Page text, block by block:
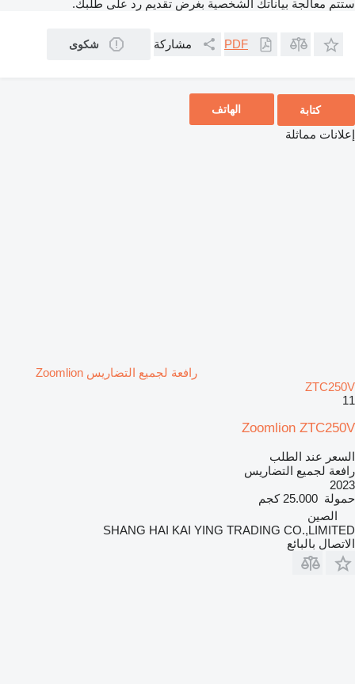
ستتم معالجة بياناتك الشخصية بغرض تقديم رد على طلبك.
PDF مشاركة شكوى
كتابة الهاتف
إعلانات مماثلة
رافعة لجميع التضاريس Zoomlion
ZTC250V
11
Zoomlion ZTC250V
السعر عند الطلب
رافعة لجميع التضاريس
2023
حمولة 25.000 كجم
الصين
SHANG HAI KAI YING TRADING CO.,LIMITED
الاتصال بالبائع